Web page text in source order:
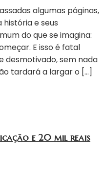
algumas páginas,
e seus
do que se imagina:
E isso é fatal
desmotivado, sem nada
tardará a largar o […]
e 20 mil reais